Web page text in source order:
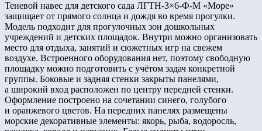
Теневой навес для детского сада ЛГТН-3×6-Ф-М «Море»
защищает от прямого солнца и дождя во время прогулки.
Модель подходит для прогулочных зон дошкольных
учреждений и детских площадок. Внутри можно организовать
место для отдыха, занятий и сюжетных игр на свежем
воздухе. Встроенного оборудования нет, поэтому свободную
площадку можно подготовить с учётом задач конкретной
группы. Боковые и задняя стенки закрыты панелями,
а широкий вход расположен по центру передней стенки.
Оформление построено на сочетании синего, голубого
и оранжевого цветов. На передних панелях размещены
морские декоративные элементы: якорь, рыба, водоросль,